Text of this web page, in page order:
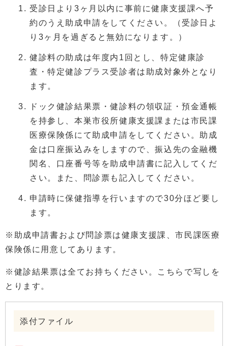
受診日より3ヶ月以内に事前に健康支援課へ予
約のうえ助成申請をしてください。（受診日よ
り3ヶ月を過ぎると無効になります。）
健診料の助成は年度内1回とし、特定健康診
査・特定健診プラス受診者は助成対象外となり
ます。
ドック健診結果票・健診料の領収証・預金通帳
を持参し、本巣市役所健康支援課または市民課
医療保険係にて助成申請をしてください。助成
金は口座振込みをしますので、振込先の金融機
関名、口座番号等を助成申請書に記入してくだ
さい。また、問診票も記入してください。
申請時に保健指導を行いますので30分ほど要し
ます。
※助成申請書および問診票は健康支援課、市民課医療
保険係に用意してあります。
※健診結果票は全てお持ちください。こちらで写しを
とります。
添付ファイル